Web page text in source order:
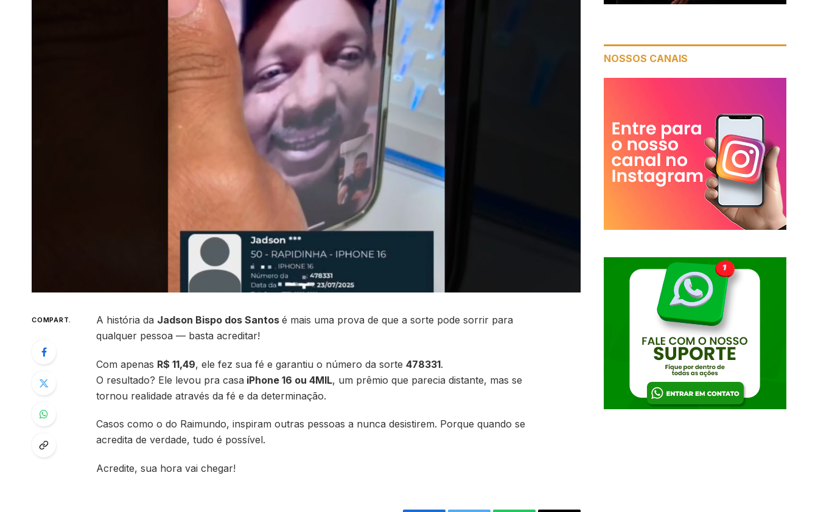
COMPART. A história da Jadson Bispo dos Santos é mais uma prova de que a sorte pode sorrir para
qualquer pessoa — basta acreditar!
Com apenas R$ 11,49, ele fez sua fé e garantiu o número da sorte 478331.
O resultado? Ele levou pra casa iPhone 16 ou 4MIL, um prêmio que parecia distante, mas se
tornou realidade através da fé e da determinação.
Casos como o do Raimundo, inspiram outras pessoas a nunca desistirem. Porque quando se
acredita de verdade, tudo é possível.
Acredite, sua hora vai chegar!
NOSSOS CANAIS